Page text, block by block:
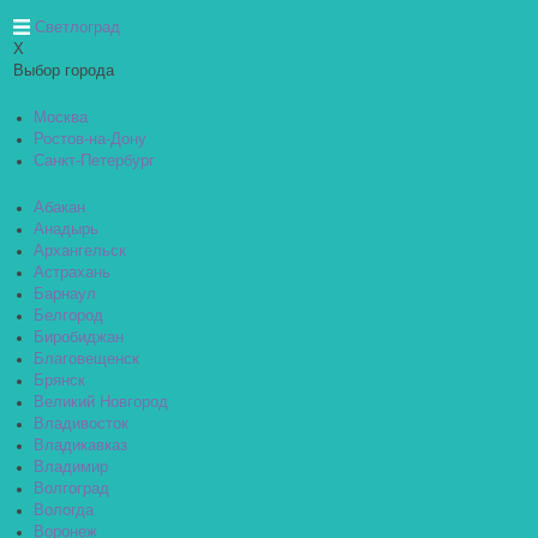
Светлоград
X
Выбор города
Москва
Ростов-на-Дону
Санкт-Петербург
Абакан
Анадырь
Архангельск
Астрахань
Барнаул
Белгород
Биробиджан
Благовещенск
Брянск
Великий Новгород
Владивосток
Владикавказ
Владимир
Волгоград
Вологда
Воронеж